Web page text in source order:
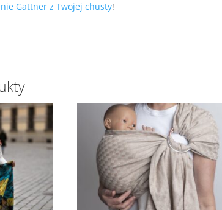
Gattner z Twojej chusty!